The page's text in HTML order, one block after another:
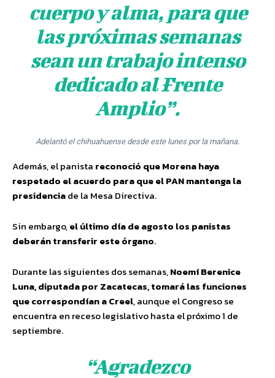
cuerpo y alma, para que
las próximas semanas
sean un trabajo intenso
dedicado al Frente
Amplio”.
Adelantó el chihuahuense desde este lunes por la mañana.
Además, el panista reconoció que Morena haya
respetado el acuerdo para que el PAN mantenga la
presidenciade la Mesa Directiva.
Sin embargo,el último día de agosto los panistas
deberán transferir este órgano.
Durante las siguientes dos semanas,Noemí Berenice
Luna, diputada por Zacatecas, tomará las funciones
que correspondían a Creel, aunque el Congreso se
encuentra en receso legislativo hasta el próximo 1 de
septiembre.
“Agradezco